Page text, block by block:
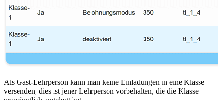
Als Gast-Lehrperson kann man keine Einladungen in eine Klasse
versenden, dies ist jener Lehrperson vorbehalten, die die Klasse